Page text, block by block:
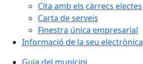
Cita amb els càrrecs electes
Carta de serveis
Finestra única empresarial
Informació de la seu electrònica